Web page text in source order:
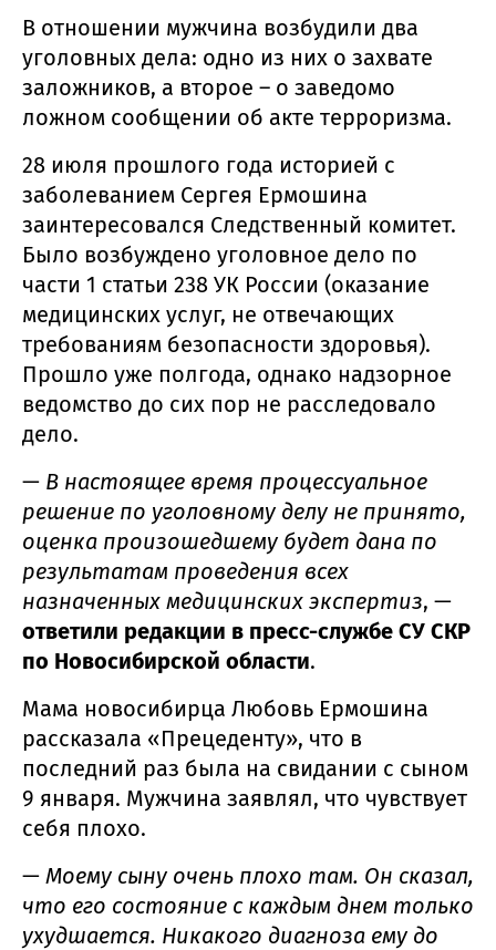
В отношении мужчина возбудили два
уголовных дела: одно из них о захвате
заложников, а второе – о заведомо
ложном сообщении об акте терроризма.
28 июля прошлого года историей с
заболеванием Сергея Ермошина
заинтересовался Следственный комитет.
Было возбуждено уголовное дело по
части 1 статьи 238 УК России (оказание
медицинских услуг, не отвечающих
требованиям безопасности здоровья).
Прошло уже полгода, однако надзорное
ведомство до сих пор не расследовало
дело.
— В настоящее время процессуальное
решение по уголовному делу не принято,
оценка произошедшему будет дана по
результатам проведения всех
назначенных медицинских экспертиз, —
ответили редакции в пресс-службе СУ СКР
по Новосибирской области.
Мама новосибирца Любовь Ермошина
рассказала «Прецеденту», что в
последний раз была на свидании с сыном
9 января. Мужчина заявлял, что чувствует
себя плохо.
— Моему сыну очень плохо там. Он сказал,
что его состояние с каждым днем только
ухудшается. Никакого диагноза ему до